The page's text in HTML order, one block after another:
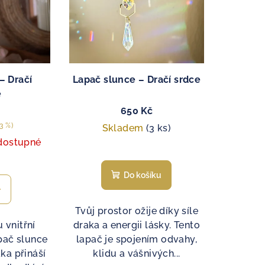
Dračí
%)
vnitřní
slunce
přináší
Lapač slunce – Dračí srdce
650 Kč
Skladem (3 ks)
Do košíku
Tvůj prostor ožije díky síle
draka a energii lásky. Tento
lapač je spojením odvahy,
klidu a vášnivých...